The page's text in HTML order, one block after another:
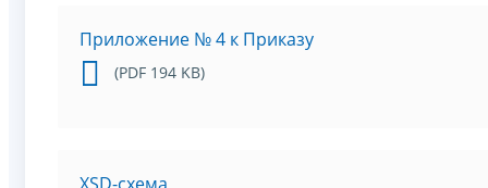
Приложение № 4 к Приказу
(PDF 194 KB)